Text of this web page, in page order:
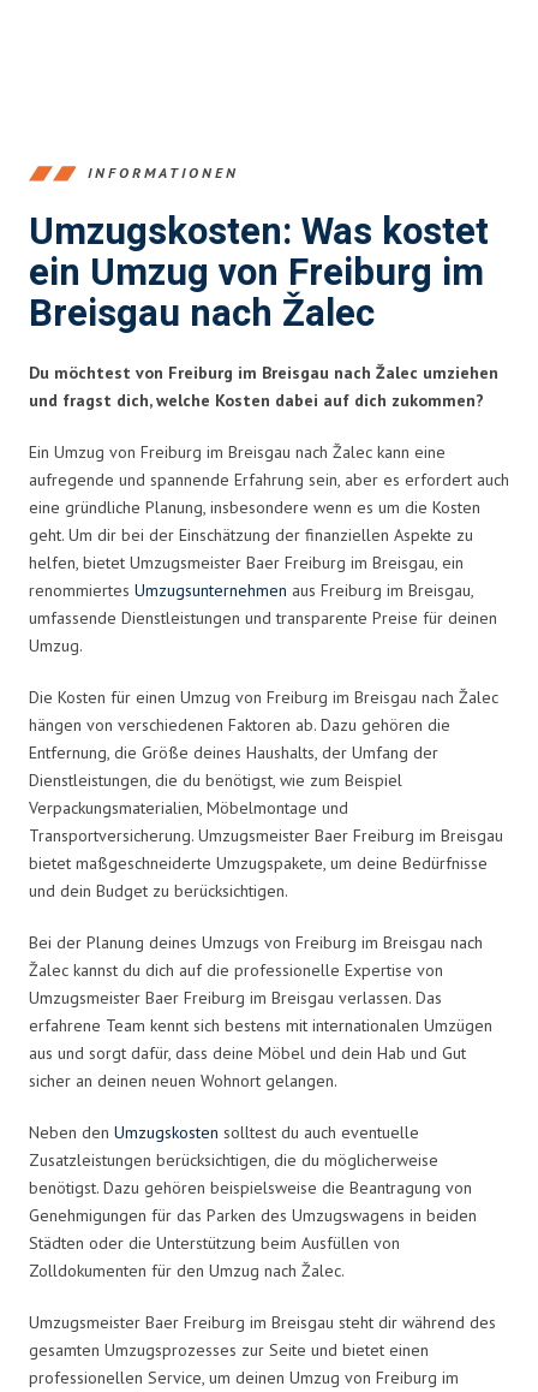
INFORMATIONEN
Umzugskosten: Was kostet
ein Umzug von Freiburg im
Breisgau nach Žalec
Du möchtest von Freiburg im Breisgau nach Žalec umziehen
und fragst dich, welche Kosten dabei auf dich zukommen?
Ein Umzug von Freiburg im Breisgau nach Žalec kann eine
aufregende und spannende Erfahrung sein, aber es erfordert auch
eine gründliche Planung, insbesondere wenn es um die Kosten
geht. Um dir bei der Einschätzung der finanziellen Aspekte zu
helfen, bietet Umzugsmeister Baer Freiburg im Breisgau, ein
renommiertes Umzugsunternehmen aus Freiburg im Breisgau,
umfassende Dienstleistungen und transparente Preise für deinen
Umzug.
Die Kosten für einen Umzug von Freiburg im Breisgau nach Žalec
hängen von verschiedenen Faktoren ab. Dazu gehören die
Entfernung, die Größe deines Haushalts, der Umfang der
Dienstleistungen, die du benötigst, wie zum Beispiel
Verpackungsmaterialien, Möbelmontage und
Transportversicherung. Umzugsmeister Baer Freiburg im Breisgau
bietet maßgeschneiderte Umzugspakete, um deine Bedürfnisse
und dein Budget zu berücksichtigen.
Bei der Planung deines Umzugs von Freiburg im Breisgau nach
Žalec kannst du dich auf die professionelle Expertise von
Umzugsmeister Baer Freiburg im Breisgau verlassen. Das
erfahrene Team kennt sich bestens mit internationalen Umzügen
aus und sorgt dafür, dass deine Möbel und dein Hab und Gut
sicher an deinen neuen Wohnort gelangen.
Neben den Umzugskosten solltest du auch eventuelle
Zusatzleistungen berücksichtigen, die du möglicherweise
benötigst. Dazu gehören beispielsweise die Beantragung von
Genehmigungen für das Parken des Umzugswagens in beiden
Städten oder die Unterstützung beim Ausfüllen von
Zolldokumenten für den Umzug nach Žalec.
Umzugsmeister Baer Freiburg im Breisgau steht dir während des
gesamten Umzugsprozesses zur Seite und bietet einen
professionellen Service, um deinen Umzug von Freiburg im